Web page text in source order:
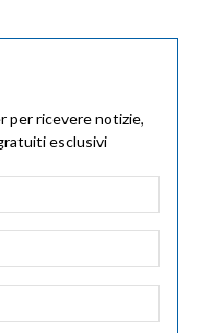
per ricevere notizie,
esclusivi